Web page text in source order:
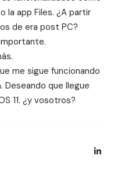
la app Files. ¿A partir
de era post PC?
me sigue funcionando
Deseando que llegue
11. ¿y vosotros?